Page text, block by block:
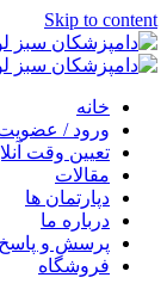
Skip to content
خانه
ورود /
تعیین وقت
مقالات
دپارتمان ها
درباره ما
پرسش و پاسخ
فروشگاه